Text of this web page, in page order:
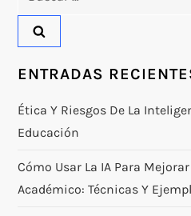
ENTRADAS
Ética Y Riesgos De La
Educación
Cómo Usar La IA Para
Académico: Técnicas Y